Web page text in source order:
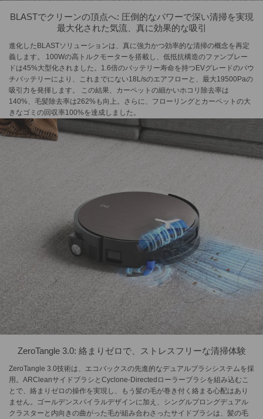
BLASTでクリーンの頂点へ: 圧倒的なパワーで深い清掃を実現
最大化された気流、真に効果的な吸引
進化したBLASTソリューションは、真に強力かつ効率的な清掃の概念を再定
義します。 100Wの高トルクモーターを搭載し、低抵抗構造のファンブレー
ドは45%大型化されました。1.6倍のバッテリー寿命を持つEVグレードのパウ
チバッテリーにより、これまでにない18L/sのエアフローと、最大19500Paの
吸引力を発揮します。 この結果、カーペットの細かいホコリ除去率は
140%、毛髪除去率は262%も向上。さらに、フローリングとカーペットの大
きなゴミの回収率100%を達成しました。
ZeroTangle 3.0: 絡まりゼロで、ストレスフリーな清掃体験
ZeroTangle 3.0技術は、エコバックスの先進的なデュアルブラシシステムを採
用。ARCleanサイドブラシとCyclone-Directedローラーブラシを組み込むこ
とで、絡まりゼロの操作を実現し、もう髪の毛が巻き付く絡まる心配はあり
ません。ゴールデンスパイラルデザインに加え、シングルプロングデュアル
クラスターと内向きの曲がった毛が組み合わさったサイドブラシは、髪の毛